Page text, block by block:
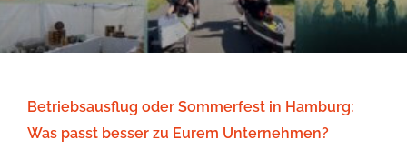
Betriebsausflug oder Sommerfest in Hamburg:
Was passt besser zu Eurem Unternehmen?